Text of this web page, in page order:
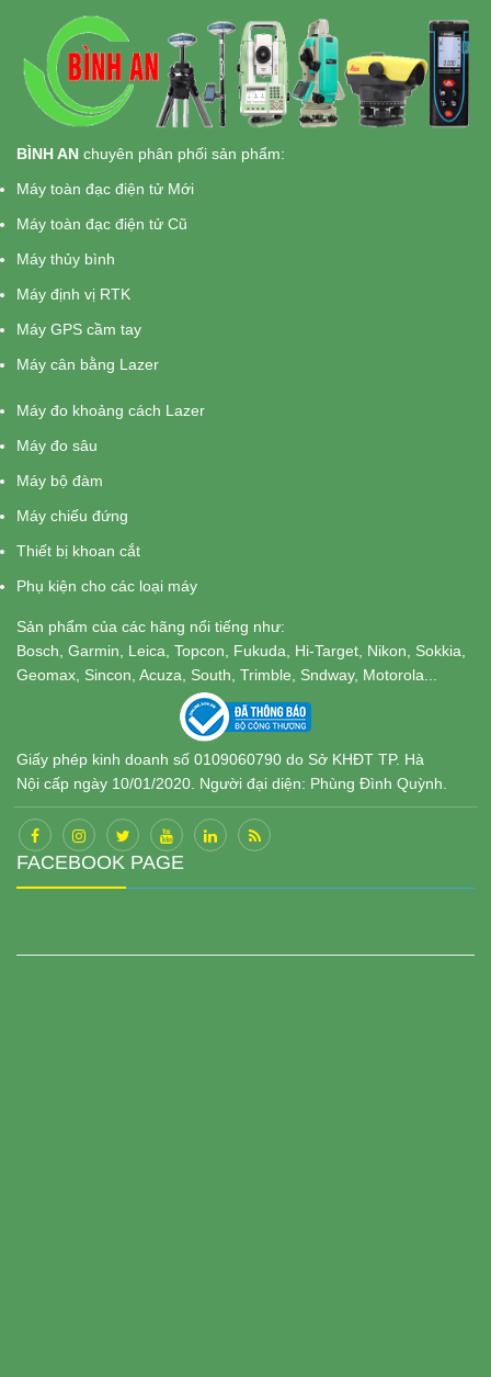
BÌNH AN chuyên phân phối sản phẩm:
Máy toàn đạc điện tử Mới
Máy toàn đạc điện tử Cũ
Máy thủy bình
Máy định vị RTK
Máy GPS cầm tay
Máy cân bằng Lazer
Máy đo khoảng cách Lazer
Máy đo sâu
Máy bộ đàm
Máy chiếu đứng
Thiết bị khoan cắt
Phụ kiện cho các loại máy
Sản phẩm của các hãng nổi tiếng như:
Bosch, Garmin, Leica, Topcon, Fukuda, Hi-Target, Nikon, Sokkia,
Geomax, Sincon, Acuza, South, Trimble, Sndway, Motorola...
Giấy phép kinh doanh số 0109060790 do Sở KHĐT TP. Hà
Nội cấp ngày 10/01/2020. Người đại diện: Phùng Đình Quỳnh.
FACEBOOK PAGE